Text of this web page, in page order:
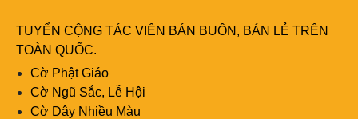
TUYỂN CỘNG TÁC VIÊN BÁN BUÔN, BÁN LẺ TRÊN
TOÀN QUỐC.
Cờ Phật Giáo
Cờ Ngũ Sắc, Lễ Hội
Cờ Dây Nhiều Màu